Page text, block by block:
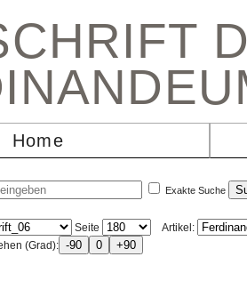
Home
Exakte Suche
Seite
Artikel:
(Grad):